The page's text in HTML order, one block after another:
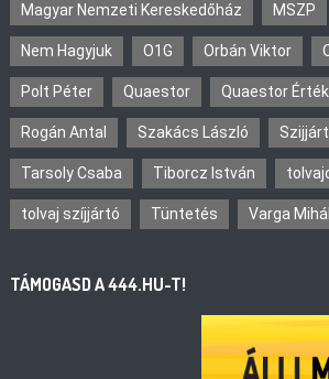
Magyar Nemzeti Kereskedőház MSZP
Nem Hagyjuk O1G Orbán Viktor
Polt Péter Quaestor Quaestor
Rogán Antal Szakács László
Tarsoly Csaba Tiborcz István
tolvaj szíjjártó Tüntetés Varga
TÁMOGASD A 444.HU-T!